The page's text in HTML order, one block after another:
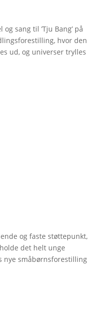
sang til ’Tju Bang’ på
hvor den
ud, og universer trylles
og faste støttepunkt,
det helt unge
nye småbørnsforestilling